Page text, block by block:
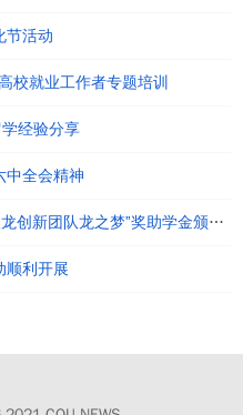
节活动
校就业工作者专题培训
经验分享
中全会精神
重庆大学赴绿春县举行2021年“刘汉龙创新团队龙之梦”奖助学金颁发仪式
顺利开展